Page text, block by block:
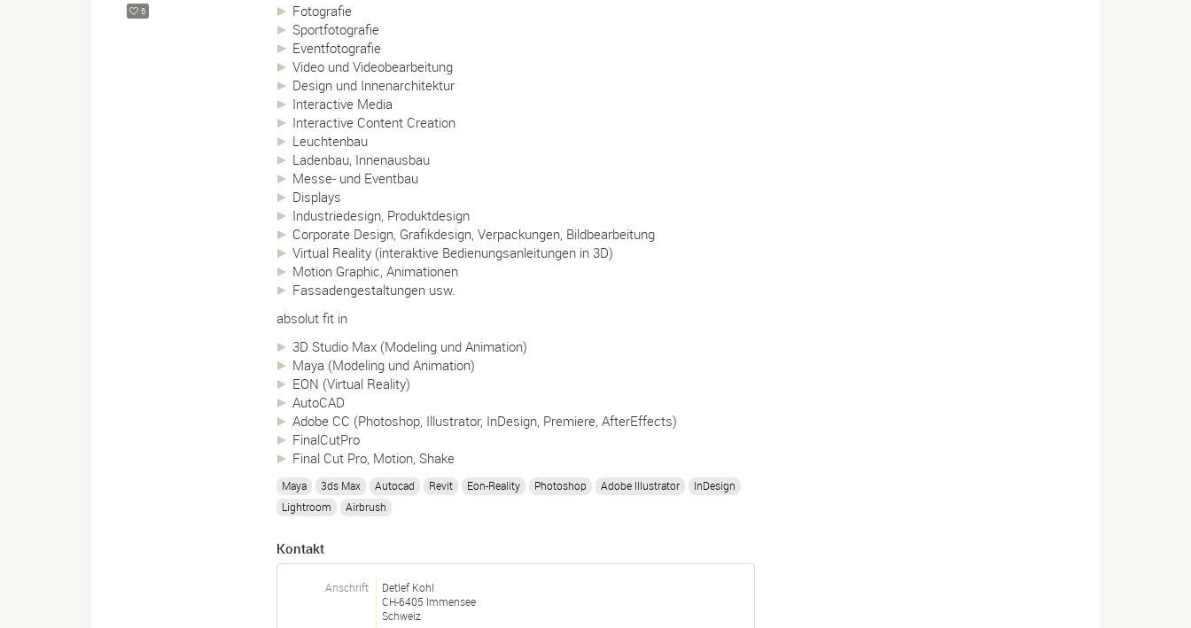
6
Fotografie
Sportfotografie
Eventfotografie
Video und Videobearbeitung
Design und Innenarchitektur
Interactive Media
Interactive Content Creation
Leuchtenbau
Ladenbau, Innenausbau
Messe- und Eventbau
Displays
Industriedesign, Produktdesign
Corporate Design, Grafikdesign, Verpackungen, Bildbearbeitung
Virtual Reality (interaktive Bedienungsanleitungen in 3D)
Motion Graphic, Animationen
Fassadengestaltungen usw.
absolut fit in
3D Studio Max (Modeling und Animation)
Maya (Modeling und Animation)
EON (Virtual Reality)
AutoCAD
Adobe CC (Photoshop, Illustrator, InDesign, Premiere, AfterEffects)
FinalCutPro
Final Cut Pro, Motion, Shake
Maya 3ds Max Autocad Revit Eon-Reality Photoshop Adobe Illustrator
InDesign
Lightroom
Airbrush
Kontakt
Anschrift
Detlef Kohl
CH-6405 Immensee
Schweiz